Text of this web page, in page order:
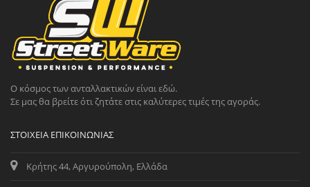
Ο κόσμος των ανταλλακτικών είναι εδώ.
Σε μας θα βρείτε ότι ζητάτε στις καλύτερες τιμές της αγοράς.
ΣΤΟΙΧΕΊΑ ΕΠΙΚΟΙΝΩΝΊΑΣ
Κρήτης 44, Αργυρούπολη, Ελλάδα